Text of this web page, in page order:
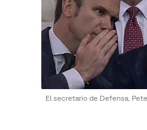
El secretario de Defensa,